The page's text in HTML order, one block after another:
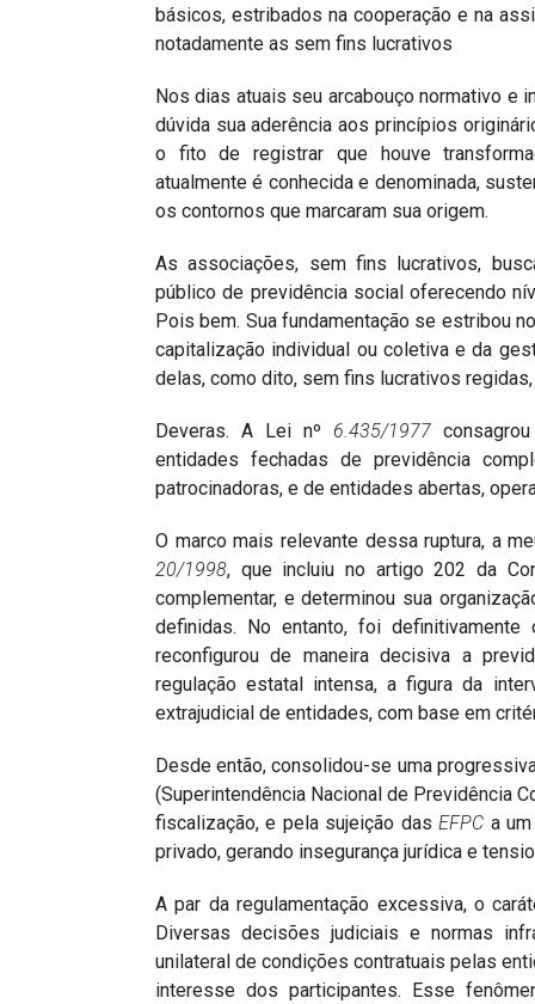
básicos, estribados na cooperação e na
notadamente as sem fins lucrativos
Nos dias atuais seu arcabouço normativo e
dúvida sua aderência aos princípios
o fito de registrar que houve
atualmente é conhecida e denominada,
os contornos que marcaram sua origem.
As associações, sem fins lucrativos,
público de previdência social oferecendo
Pois bem. Sua fundamentação se estribou
capitalização individual ou coletiva e da
delas, como dito, sem fins lucrativos
Deveras. A Lei nº 6.435/1977
entidades fechadas de previdência
patrocinadoras, e de entidades abertas,
O marco mais relevante dessa ruptura, a
20/1998, que incluiu no artigo 202 da
complementar, e determinou sua
definidas. No entanto, foi
reconfigurou de maneira decisiva a
regulação estatal intensa, a figura da
extrajudicial de entidades, com base em
Desde então, consolidou-se uma
(Superintendência Nacional de Previdência
fiscalização, e pela sujeição dasEFPC a
privado, gerando insegurança jurídica e
A par da regulamentação excessiva, o
Diversas decisões judiciais e normas
unilateral de condições contratuais pelas
interesse dos participantes. Esse